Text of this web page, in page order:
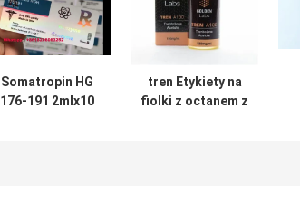
Somatropin HG
176-191 2mlx10
tren Etykiety na
fiolki z octanem z